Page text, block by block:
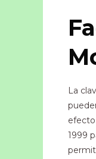
La
1999